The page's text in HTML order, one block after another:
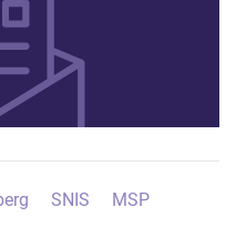
SNIS MSP